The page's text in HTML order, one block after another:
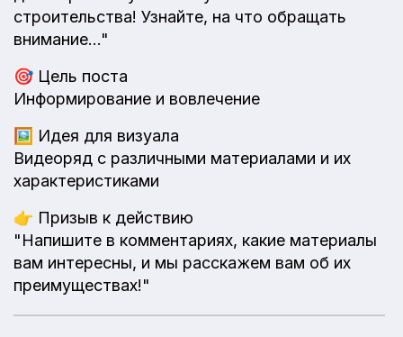
строительства! Узнайте, на что обращать
внимание..."
🎯 Цель поста
Информирование и вовлечение
🖼️ Идея для визуала
Видеоряд с различными материалами и их
характеристиками
👉 Призыв к действию
"Напишите в комментариях, какие материалы
вам интересны, и мы расскажем вам об их
преимуществах!"